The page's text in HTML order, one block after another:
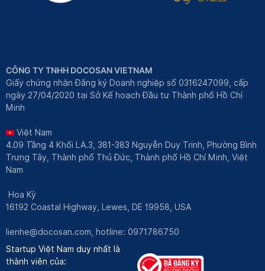
CÔNG TY TNHH DOCOSAN VIETNAM
Giấy chứng nhận Đăng ký Doanh nghiệp số 0316247099, cấp
ngày 27/04/2020 tại Sở Kế hoạch Đầu tư Thành phố Hồ Chí
Minh
Việt Nam
4.09 Tầng 4 Khối LA.3, 381-383 Nguyễn Duy Trinh, Phường Bình
Trưng Tây, Thành phố Thủ Đức, Thành phố Hồ Chí Minh, Việt
Nam
Hoa Kỳ
16192 Coastal Highway, Lewes, DE 19958, USA
lienhe@docosan.com , hotline: 0971786750
Startup Việt Nam duy nhất là
thành viên của: